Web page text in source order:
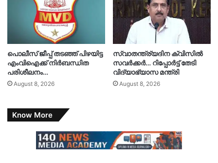
പൊലീസ് ജീപ്പ് തടഞ്ഞ് പിഴയിട്ട
എംവിഐക്ക് നിർബന്ധിത
പരിശീലനം…
August 8, 2026
സ്വാതന്ത്ര്യദിന ക്വിസിൽ
സവർക്കർ… റിപ്പോർട്ട് തേടി
വിദ്യാഭ്യാസ മന്ത്രി
August 8, 2026
Know More